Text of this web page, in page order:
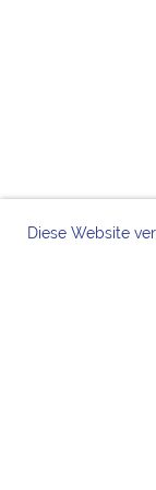
Diese Website